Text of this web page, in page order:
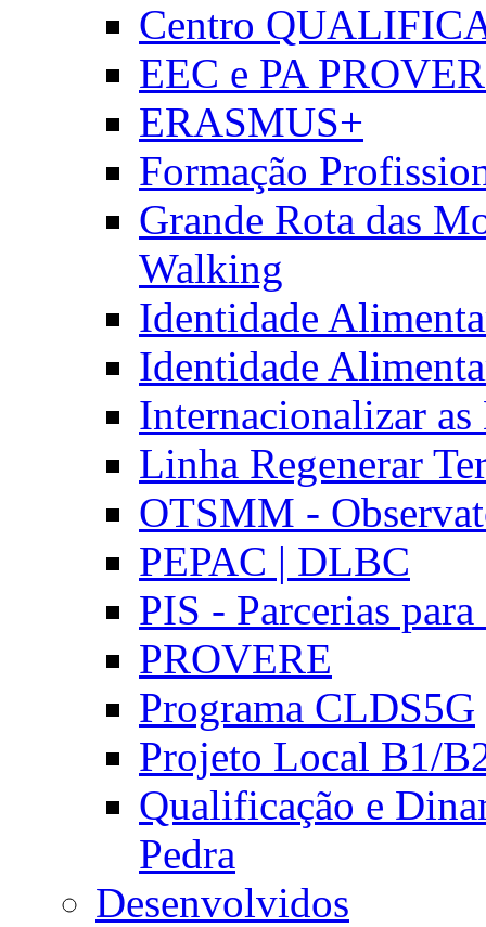
Centro
EEC e PA
ERASMUS+
Formação
Grande Rota das
Walking
Identidade
Identidade
Internacionalizar
Linha Regenerar
OTSMM -
PEPAC | DLBC
PIS - Parcerias
PROVERE
Programa CLDS5G
Projeto Local B1/
Qualificação e
Pedra
Desenvolvidos